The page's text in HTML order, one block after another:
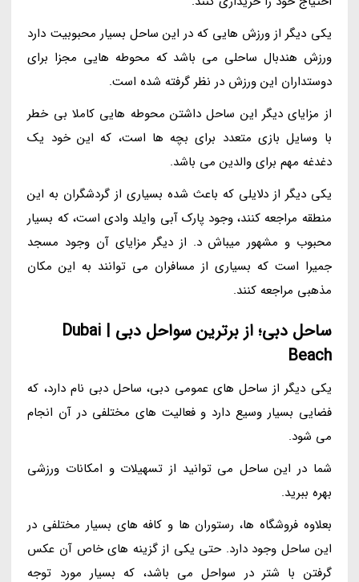
یکی دیگر از ورزش هایی که در این ساحل بسیار محبوبیت دارد
ورزش هندبال ساحلی می باشد که محوطه هایی مجزا برای
دوستداران این ورزش در نظر گرفته شده است.
از مزایای دیگر این ساحل داشتن محوطه هایی کاملا بی خطر
با وسایل بازی متعدد برای بچه ها است، که این خود یک
دغدغه مهم برای والدین می باشد.
یکی دیگر از دلایلی که باعث شده بسیاری از گردشگران به این
منطقه مراجعه کنند، وجود پارک آبی وایلد وادی است، که بسیار
محبوب و مشهور میباش د. از دیگر مزایای آن وجود مسجد
جمیرا است که بسیاری از مسافران می توانند به این مکان
مذهبی مراجعه کنند.
ساحل دبی؛ از برترین سواحل دبی | Dubai
Beach
یکی دیگر از ساحل های عمومی دبی، ساحل دبی نام دارد، که
فضایی بسیار وسیع دارد و فعالیت های مختلفی در آن انجام
می شود.
شما در این ساحل می توانید از تسهیلات و امکانات ورزشی
بهره ببرید.
بعلاوه فروشگاه ها، رستوران ها و کافه های بسیار مختلفی در
این ساحل وجود دارد. حتی یکی از گزینه های خاص آن عکس
گرفتن با شتر در سواحل می باشد، که بسیار مورد توجه